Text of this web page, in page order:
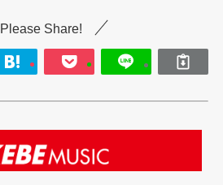
Please Share!